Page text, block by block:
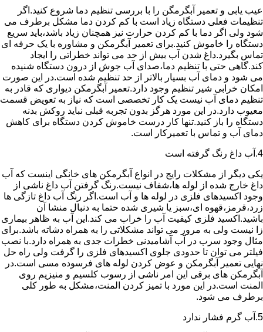
عیب یابی و تعمیر آبگرمگن را با بررسی تنظیم دما شروع کنید.اگر
تنظیمات فعلی دستگاه زیاد است با کم کردن دما مشکل برطرف می
شود ولی اگر دما با کم کردن حرارت نیز همچنان زیاد باشد،باید سریع
دستگاه را خاموش کنید.برای تعمیر آبگرمکن و مشاوره با یک حرفه ای
تماس بگیرد.داغ شدن آب بیش از حد می تواند خطراتی را ایجاد
کند.گاهی حتی با تنظیم دما،صدای آب جوش از درون دستگاه شنیده
می شود و دمای آب بسیار بالاتر از حد تنظیم شده است.در این صورت
امکان خرابی شیر تنظیم وجود دارد.تعمیر آبگرمکن دیواری که قادر به
تنظیم دمای آب نیست یک کار تخصصی است که نیاز به تعویض قسمت
معیوب دارد.در این مورد هرگز بدون تجربه قبلی نباید روکش بدنه
دستگاه را باز کنید.تنها کار درست خاموش کردن دستگاه برای کاهش
دمای آب و تماس با تعمیرکار است.
4.آب داغ رنگ گرفته است
یکی دیگر از مشکلات رایج در انواع آبگرمکن های خانگی اینست که آب
داغ خارج شده از لوله ها،شفاف نیست.رنگ گرفتن آب داغ ناشی از
وجود اکسیدهای فلزی در لوله ها و آب است.اگر رنگ آب داغ تازگی ها
زرد،قرمز،قهوه ای،سبز یا شیری شده حتما به دنبال منشا آن
باشید.اکسید فلزی کیفیت آب را خراب می کند.این آب به ظاهر بیماری
زا نیست ولی به مرور می تواند مشکلاتی را به همراه دشاته باشد.برای
مثال وجود سرب در آب آشامیدنی خطرات جدی به همراه دارد.با نصب
فیلتر می توان تا حدودی جلوی اکسیدهای فلزی را گرفت ولی راه حل
نهایی تعمیر آبگرمکن و عوض کردن لوله های فرسوده مسی است.در
آبگرمکن های برقی این امر ناشی از رسوب کلسیم و منیزیم روی
المنت است.در این مورد با تمیز کردن المنت،مشکل به طور کلی
برطرف می شود.
5.آب گرم فشار ندارد